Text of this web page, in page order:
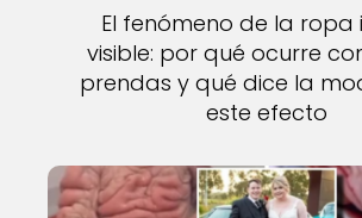
El fenómeno de la ropa
visible: por qué ocurre
prendas y qué dice la
este efecto